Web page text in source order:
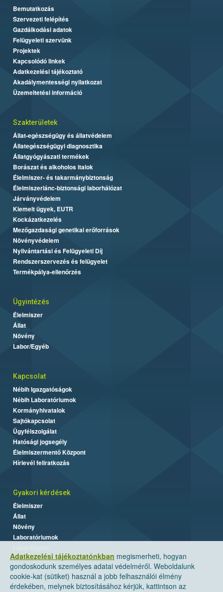
Adatkezelési tájékoztatónkban megismerheti, hogyan
gondoskodunk személyes adatai védelméről. Weboldalunk
cookie-kat (sütiket) használ a jobb felhasználói élmény
érdekében, melynek biztosításához kérjük, kattintson az
Bemutatkozás
Szervezeti felépítés
Gazdálkodási adatok
Felügyeleti szervünk
Projektek
Kapcsolódó linkek
Adatkezelési tájékoztató
Akadálymentességi nyilatkozat
Üzemeltetési információ
Szakterületek
Állat-egészségügy és állatvédelem
Állategészségügyi diagnosztika
Állatgyógyászati termékek
Borászat és alkoholos italok
Élelmiszer- és takarmánybiztonság
Élelmiszerlánc-biztonsági laborhálózat
Járványvédelem
Kiemelt ügyek, EUTR
Kockázatkezelés
Mezőgazdasági genetikai erőforrások
Növényvédelem
Nyilvántartási és Felügyeleti Díj
Rendszerszervezés és felügyelet
Termékpálya-ellenőrzés
Ügyintézés
Élelmiszer
Állat
Növény
Labor/Egyéb
Kapcsolat
Nébih Igazgatóságok
Nébih Laboratóriumok
Kormányhivatalok
Sajtókapcsolat
Ügyfélszolgálat
Hatósági jogsegély
Élelmiszermentő Központ
Hírlevél feliratkozás
Gyakori kérdések
Élelmiszer
Állat
Növény
Laboratóriumok